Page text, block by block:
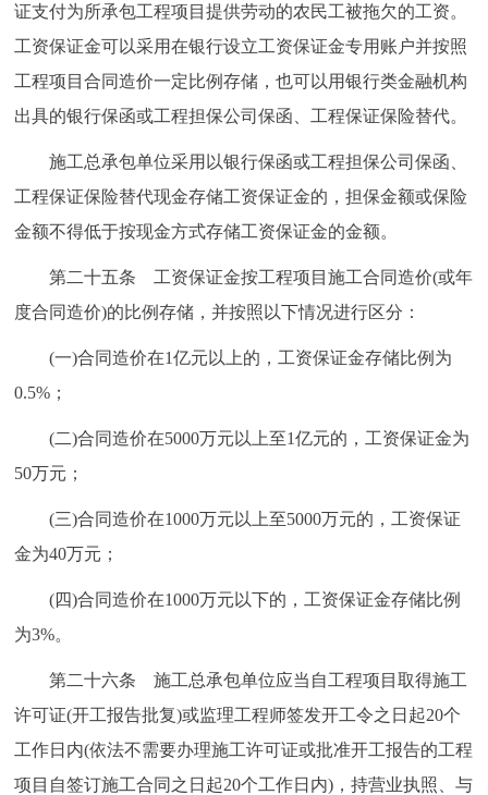
证支付为所承包工程项目提供劳动的农民工被拖欠的工资。
工资保证金可以采用在银行设立工资保证金专用账户并按照
工程项目合同造价一定比例存储，也可以用银行类金融机构
出具的银行保函或工程担保公司保函、工程保证保险替代。
施工总承包单位采用以银行保函或工程担保公司保函、
工程保证保险替代现金存储工资保证金的，担保金额或保险
金额不得低于按现金方式存储工资保证金的金额。
第二十五条 工资保证金按工程项目施工合同造价(或年
度合同造价)的比例存储，并按照以下情况进行区分：
(一)合同造价在1亿元以上的，工资保证金存储比例为
0.5%；
(二)合同造价在5000万元以上至1亿元的，工资保证金为
50万元；
(三)合同造价在1000万元以上至5000万元的，工资保证
金为40万元；
(四)合同造价在1000万元以下的，工资保证金存储比例
为3%。
第二十六条 施工总承包单位应当自工程项目取得施工
许可证(开工报告批复)或监理工程师签发开工令之日起20个
工作日内(依法不需要办理施工许可证或批准开工报告的工程
项目自签订施工合同之日起20个工作日内)，持营业执照、与